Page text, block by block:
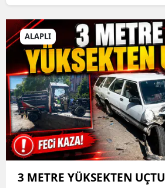
ALAPLI
3 METRE YÜKSEKTEN UÇTU